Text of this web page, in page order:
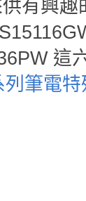
有興
這
筆電特